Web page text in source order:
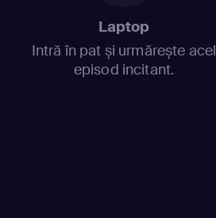
Laptop
Intră în pat și urmărește acel
episod incitant.